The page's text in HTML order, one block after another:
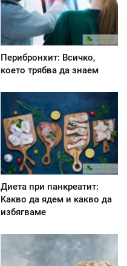
Перибронхит: Всичко,
което трябва да знаем
Диета при панкреатит:
Kакво да ядем и какво да
избягваме